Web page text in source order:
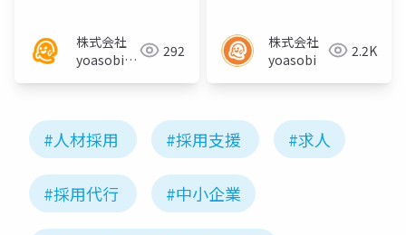
株式会社
yoasobi／
292
株式会社
yoasobi
2.2K
#人材採用 #採用支援 #求人
#採用代行 #中小企業